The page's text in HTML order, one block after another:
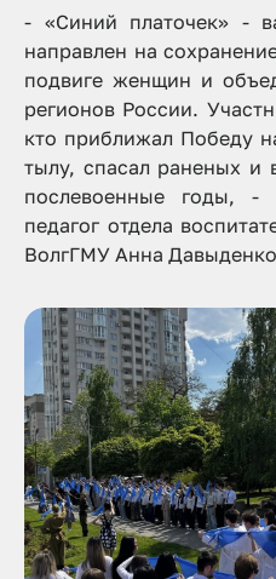
- «Синий платочек» -
направлен на
подвиге женщин и
регионов России.
кто приближал Победу
тылу, спасал раненых и
послевоенные годы, -
педагог отдела
ВолгГМУ Анна